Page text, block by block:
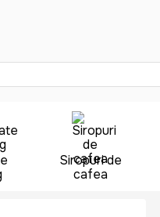
Siropuri de
cafea